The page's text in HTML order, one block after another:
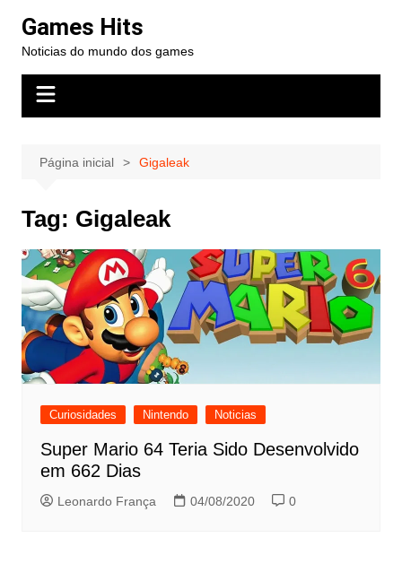
para
conteúdo
Games Hits
Noticias do mundo dos games
Página inicial Gigaleak
Tag: Gigaleak
Curiosidades Nintendo Noticias
Super Mario 64 Teria Sido Desenvolvido
em 662 Dias
Leonardo França 04/08/2020 0